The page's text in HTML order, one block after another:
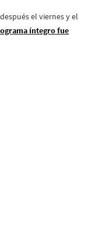
el viernes y el
íntegro fue